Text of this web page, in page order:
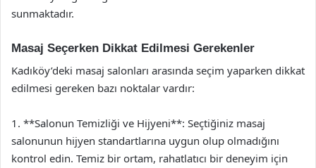
sunmaktadır.
Masaj Seçerken Dikkat Edilmesi Gerekenler
Kadıköy’deki masaj salonları arasında seçim yaparken dikkat
edilmesi gereken bazı noktalar vardır:
1. **Salonun Temizliği ve Hijyeni**: Seçtiğiniz masaj
salonunun hijyen standartlarına uygun olup olmadığını
kontrol edin. Temiz bir ortam, rahatlatıcı bir deneyim için